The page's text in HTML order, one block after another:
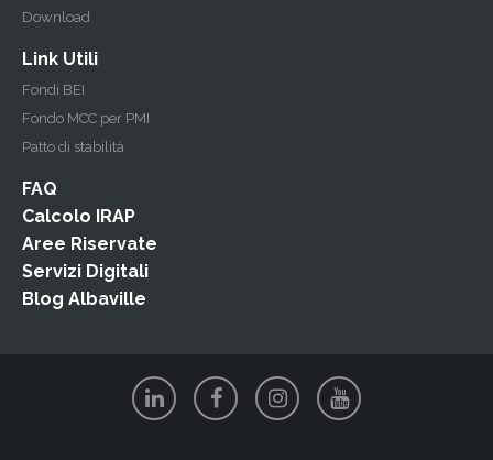
Download
Link Utili
Fondi BEI
Fondo MCC per PMI
Patto di stabilità
FAQ
Calcolo IRAP
Aree Riservate
Servizi Digitali
Blog Albaville